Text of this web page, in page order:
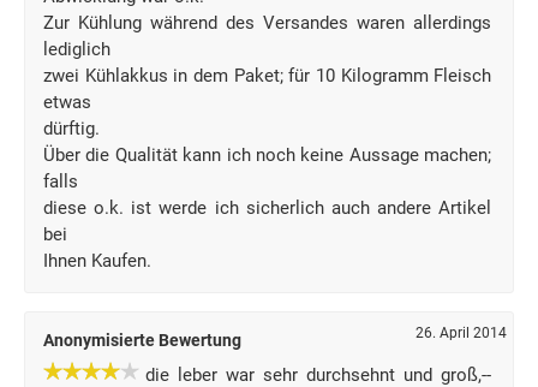
Zur Kühlung während des Versandes waren allerdings
lediglich
zwei Kühlakkus in dem Paket; für 10 Kilogramm Fleisch
etwas
dürftig.
Über die Qualität kann ich noch keine Aussage machen;
falls
diese o.k. ist werde ich sicherlich auch andere Artikel
bei
Ihnen Kaufen.
Anonymisierte Bewertung 26. April 2014
die leber war sehr durchsehnt und groß,--